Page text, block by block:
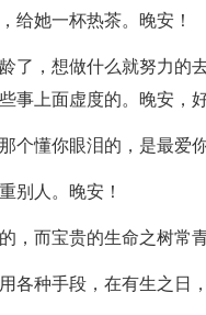
给她一杯热茶。晚安！
了，想做什么就努力的
事上面虚度的。晚安，好
个懂你眼泪的，是最爱
别人。晚安！
，而宝贵的生命之树常
各种手段，在有生之日